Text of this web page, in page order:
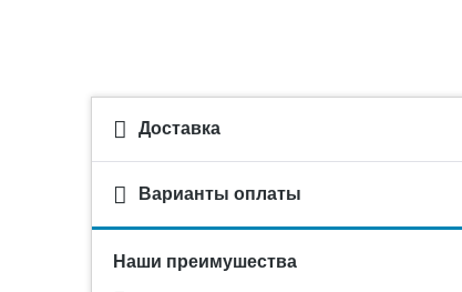
Доставка
Варианты оплаты
Наши преимушества